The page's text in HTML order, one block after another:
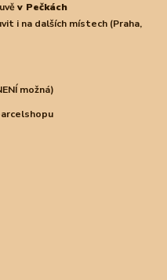
v Pečkách
i na dalších místech (Praha,
možná)